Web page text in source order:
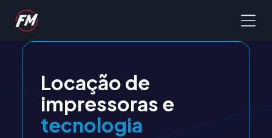
Locação de
impressoras e
tecnologia